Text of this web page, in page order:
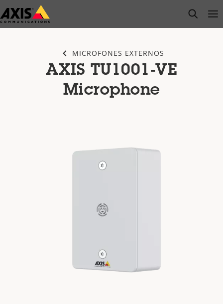
Pular
para
open
MICROFONES EXTERNOS
AXIS TU1001-VE
Microphone